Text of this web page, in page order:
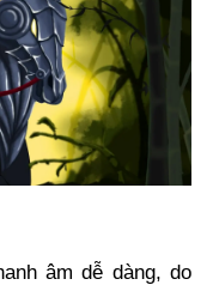
âm dễ dàng, do